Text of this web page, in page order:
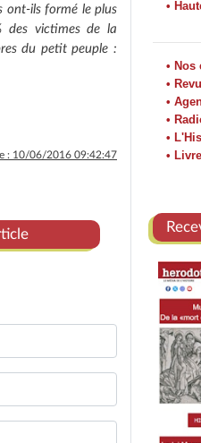
ont-ils formé le plus
des victimes de la
du petit peuple :
: 10/06/2016 09:42:47
•
• Nos
•
•
•
•
•